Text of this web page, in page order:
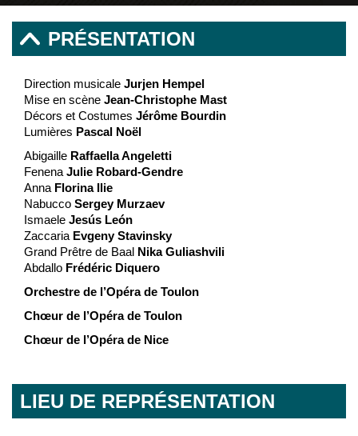
PRÉSENTATION
Direction musicale Jurjen Hempel
Mise en scène Jean-Christophe Mast
Décors et Costumes Jérôme Bourdin
Lumières Pascal Noël
Abigaille Raffaella Angeletti
Fenena Julie Robard-Gendre
Anna Florina Ilie
Nabucco Sergey Murzaev
Ismaele Jesús León
Zaccaria Evgeny Stavinsky
Grand Prêtre de Baal Nika Guliashvili
Abdallo Frédéric Diquero
Orchestre de l’Opéra de Toulon
Chœur de l’Opéra de Toulon
Chœur de l’Opéra de Nice
LIEU DE REPRÉSENTATION